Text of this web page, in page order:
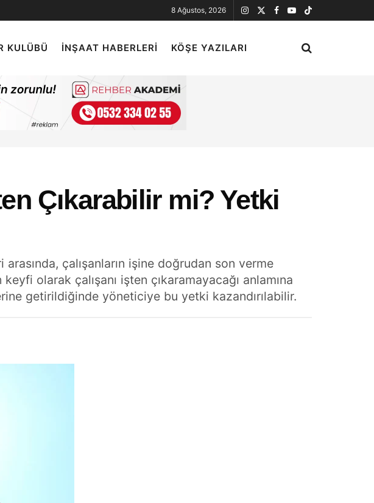
8 Ağustos, 2026
KULÜBÜ İNŞAAT HABERLERI KÖŞE YAZILARI
Çıkarabilir mi? Yetki
çalışanların işine doğrudan son verme
olarak çalışanı işten çıkaramayacağı anlamına
getirildiğinde yöneticiye bu yetki kazandırılabilir.